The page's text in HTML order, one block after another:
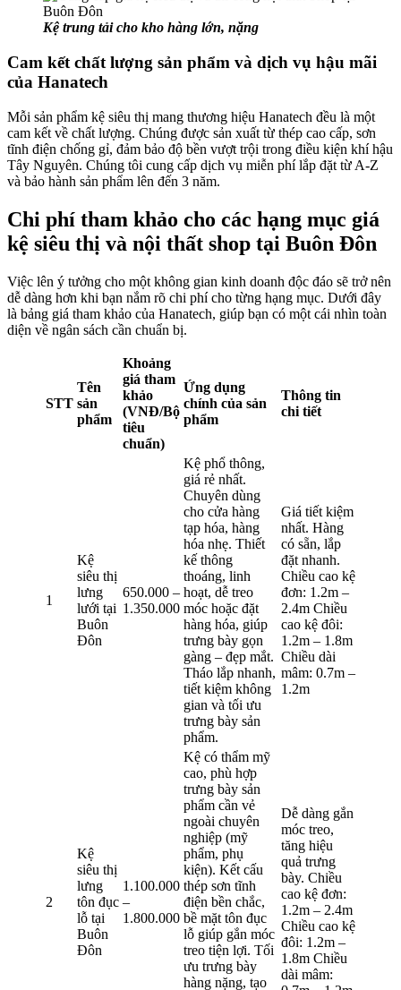
Kệ trung tải cho kho hàng lớn, nặng
Cam kết chất lượng sản phẩm và dịch vụ hậu mãi
của Hanatech
Mỗi sản phẩm kệ siêu thị mang thương hiệu Hanatech đều là một
cam kết về chất lượng. Chúng được sản xuất từ thép cao cấp, sơn
tĩnh điện chống gỉ, đảm bảo độ bền vượt trội trong điều kiện khí hậu
Tây Nguyên. Chúng tôi cung cấp dịch vụ miễn phí lắp đặt từ A-Z
và bảo hành sản phẩm lên đến 3 năm.
Chi phí tham khảo cho các hạng mục giá
kệ siêu thị và nội thất shop tại Buôn Đôn
Việc lên ý tưởng cho một không gian kinh doanh độc đáo sẽ trở nên
dễ dàng hơn khi bạn nắm rõ chi phí cho từng hạng mục. Dưới đây
là bảng giá tham khảo của Hanatech, giúp bạn có một cái nhìn toàn
diện về ngân sách cần chuẩn bị.
STT
Tên
sản
phẩm
Khoảng
giá tham
khảo
(VNĐ/Bộ
tiêu
chuẩn)
Ứng dụng
chính của sản
phẩm
Thông tin
chi tiết
1
Kệ
siêu thị
lưng
lưới tại
Buôn
Đôn
650.000 –
1.350.000
Kệ phổ thông,
giá rẻ nhất.
Chuyên dùng
cho cửa hàng
tạp hóa, hàng
hóa nhẹ. Thiết
kế thông
thoáng, linh
hoạt, dễ treo
móc hoặc đặt
hàng hóa, giúp
trưng bày gọn
gàng – đẹp mắt.
Tháo lắp nhanh,
tiết kiệm không
gian và tối ưu
trưng bày sản
phẩm.
Giá tiết kiệm
nhất. Hàng
có sẵn, lắp
đặt nhanh.
Chiều cao kệ
đơn: 1.2m –
2.4m Chiều
cao kệ đôi:
1.2m – 1.8m
Chiều dài
mâm: 0.7m –
1.2m
2
Kệ
siêu thị
lưng
tôn đục
lỗ tại
Buôn
Đôn
1.100.000
–
1.800.000
Kệ có thẩm mỹ
cao, phù hợp
trưng bày sản
phẩm cần vẻ
ngoài chuyên
nghiệp (mỹ
phẩm, phụ
kiện). Kết cấu
thép sơn tĩnh
điện bền chắc,
bề mặt tôn đục
lỗ giúp gắn móc
treo tiện lợi. Tối
ưu trưng bày
hàng nặng, tạo
Dễ dàng gắn
móc treo,
tăng hiệu
quả trưng
bày. Chiều
cao kệ đơn:
1.2m – 2.4m
Chiều cao kệ
đôi: 1.2m –
1.8m Chiều
dài mâm: